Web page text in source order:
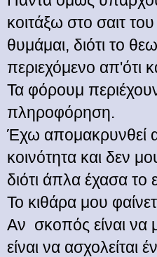
κοιτάξω στο σαιτ
θυμάμαι, διότι το
περιεχόμενο απ'ότι
Τα φόρουμ
πληροφόρηση.
Έχω απομακρυνθεί
κοινότητα και δεν
διότι άπλα έχασα το
Το κιθάρα μου
Αν σκοπός είναι να
είναι να